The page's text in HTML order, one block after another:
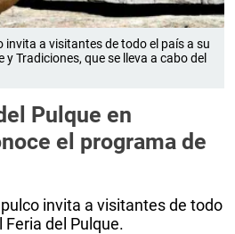
invita a visitantes de todo el país a su
Tradiciones, que se lleva a cabo del
Pulque en
el programa de
invita a visitantes de todo
del Pulque.